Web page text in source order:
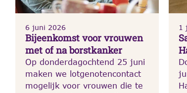
6 juni 2026
Bijeenkomst voor vrouwen
met of na borstkanker
Op donderdagochtend 25 juni
maken we lotgenotencontact
mogelijk voor vrouwen die te
1